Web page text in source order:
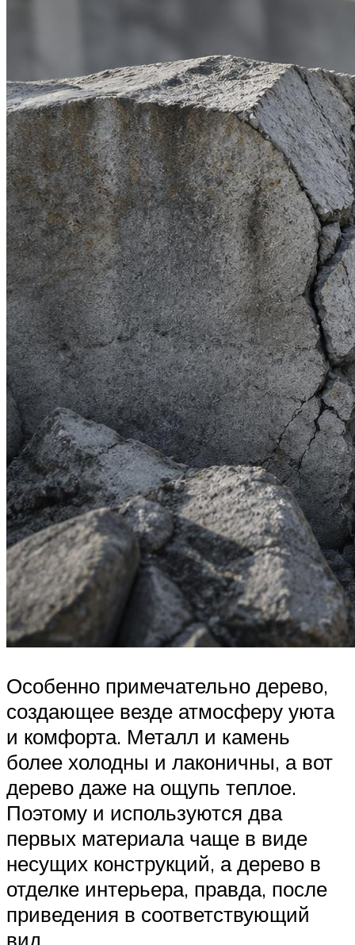
Особенно примечательно дерево,
создающее везде атмосферу уюта
и комфорта. Металл и камень
более холодны и лаконичны, а вот
дерево даже на ощупь теплое.
Поэтому и используются два
первых материала чаще в виде
несущих конструкций, а дерево в
отделке интерьера, правда, после
приведения в соответствующий
вид.